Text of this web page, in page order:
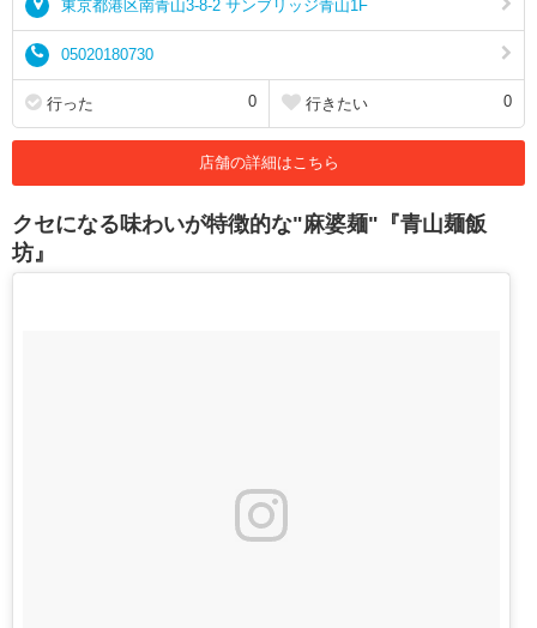
東京都港区南青山3-8-2 サンブリッジ青山1F
05020180730
行った 0 行きたい 0
店舗の詳細はこちら
クセになる味わいが特徴的な"麻婆麺"『青山麺飯
坊』